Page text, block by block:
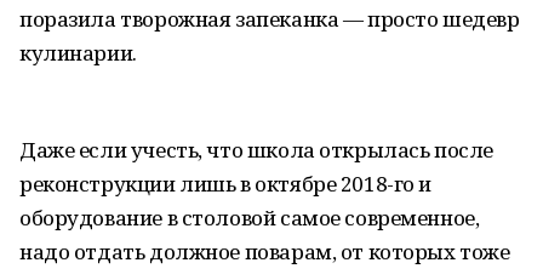
поразила творожная запеканка — просто шедевр
кулинарии.
Даже если учесть, что школа открылась после
реконструкции лишь в октябре 2018-го и
оборудование в столовой самое современное,
надо отдать должное поварам, от которых тоже